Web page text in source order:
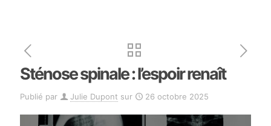
Sténose spinale : l’espoir renaît
Publié par Julie Dupont sur 26 octobre 2025